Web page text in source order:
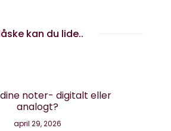
kan du lide..
noter- digitalt eller
analogt?
april 29, 2026